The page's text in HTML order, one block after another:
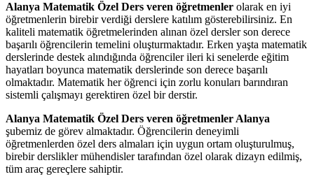
Alanya Matematik Özel Ders veren öğretmenler olarak en iyi
öğretmenlerin birebir verdiği derslere katılım gösterebilirsiniz. En
kaliteli matematik öğretmelerinden alınan özel dersler son derece
başarılı öğrencilerin temelini oluşturmaktadır. Erken yaşta matematik
derslerinde destek alındığında öğrenciler ileri ki senelerde eğitim
hayatları boyunca matematik derslerinde son derece başarılı
olmaktadır. Matematik her öğrenci için zorlu konuları barındıran
sistemli çalışmayı gerektiren özel bir derstir.
Alanya Matematik Özel Ders veren öğretmenler Alanya
şubemiz de görev almaktadır. Öğrencilerin deneyimli
öğretmenlerden özel ders almaları için uygun ortam oluşturulmuş,
birebir derslikler mühendisler tarafından özel olarak dizayn edilmiş,
tüm araç gereçlere sahiptir.